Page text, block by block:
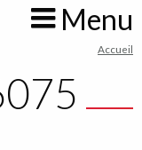
Menu
Accueil